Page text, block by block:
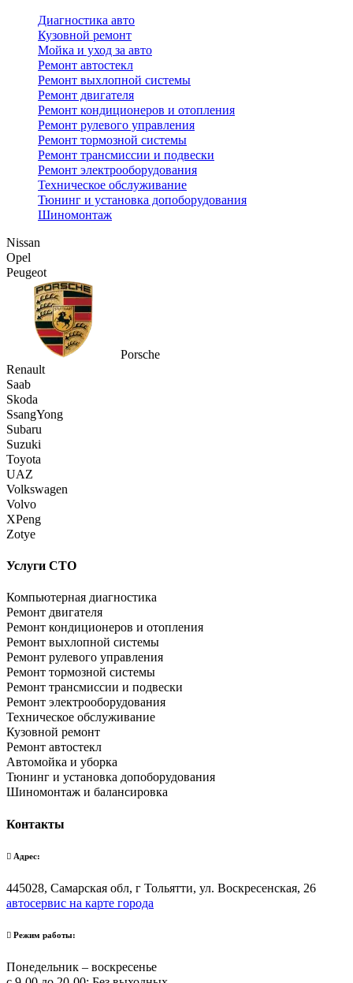
Диагностика авто
Кузовной ремонт
Мойка и уход за авто
Ремонт автостекл
Ремонт выхлопной системы
Ремонт двигателя
Ремонт кондиционеров и отопления
Ремонт рулевого управления
Ремонт тормозной системы
Ремонт трансмиссии и подвески
Ремонт электрооборудования
Техническое обслуживание
Тюнинг и установка допоборудования
Шиномонтаж
Nissan
Opel
Peugeot
Porsche
Renault
Saab
Skoda
SsangYong
Subaru
Suzuki
Toyota
UAZ
Volkswagen
Volvo
XPeng
Zotye
Услуги СТО
Компьютерная диагностика
Ремонт двигателя
Ремонт кондиционеров и отопления
Ремонт выхлопной системы
Ремонт рулевого управления
Ремонт тормозной системы
Ремонт трансмиссии и подвески
Ремонт электрооборудования
Техническое обслуживание
Кузовной ремонт
Ремонт автостекл
Автомойка и уборка
Тюнинг и установка допоборудования
Шиномонтаж и балансировка
Контакты
Адрес:
445028, Самарская обл, г Тольятти, ул. Воскресенская, 26
автосервис на карте города
Режим работы:
Понедельник – воскресенье